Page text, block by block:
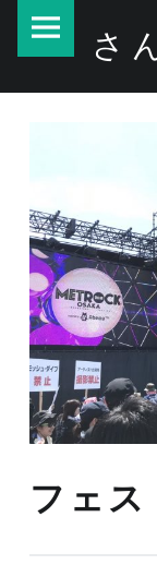
フェス！！！！ – さんかく 三宮店
さ
フェス